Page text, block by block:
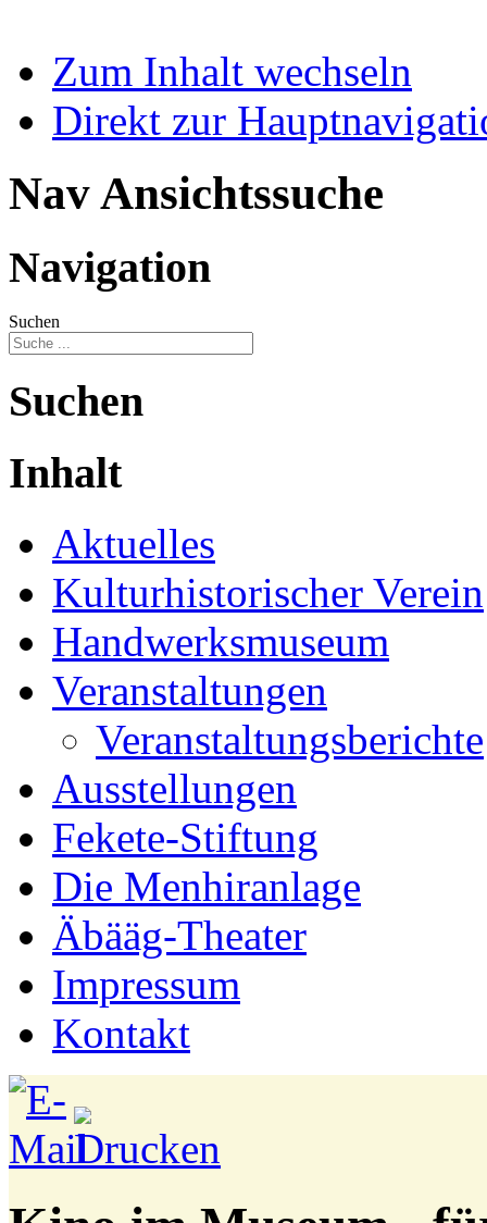
Zum Inhalt wechseln
Direkt zur
Nav Ansichtssuche
Navigation
Suchen
Suchen
Inhalt
Aktuelles
Kulturhistorischer Verein
Handwerksmuseum
Veranstaltungen
Veranstaltungsberichte
Ausstellungen
Fekete-Stiftung
Die Menhiranlage
Äbääg-Theater
Impressum
Kontakt